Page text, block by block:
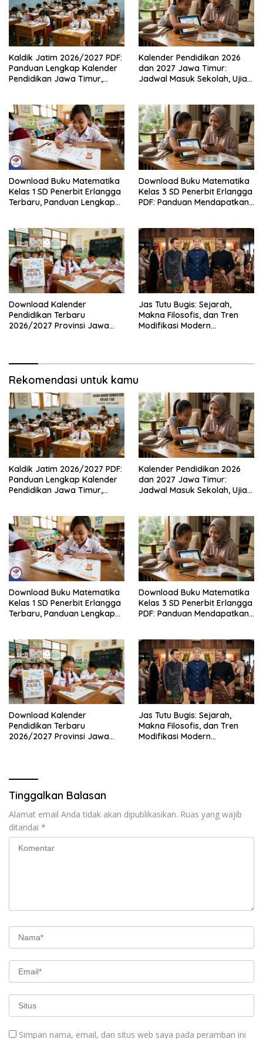
Kaldik Jatim 2026/2027 PDF:
Panduan Lengkap Kalender
Pendidikan Jawa Timur,
Kalender Pendidikan 2026
dan 2027 Jawa Timur:
Jadwal Masuk Sekolah, Ujian,
Download Buku Matematika
Kelas 1 SD Penerbit Erlangga
Terbaru, Panduan Lengkap
Legal
Download Buku Matematika
Kelas 3 SD Penerbit Erlangga
PDF: Panduan Mendapatkan
Download Kalender
Pendidikan Terbaru
2026/2027 Provinsi Jawa
Jas Tutu Bugis: Sejarah,
Makna Filosofis, dan Tren
Modifikasi Modern
Rekomendasi untuk kamu
Kaldik Jatim 2026/2027 PDF:
Panduan Lengkap Kalender
Pendidikan Jawa Timur,
Kalender Pendidikan 2026
dan 2027 Jawa Timur:
Jadwal Masuk Sekolah, Ujian,
Download Buku Matematika
Kelas 1 SD Penerbit Erlangga
Terbaru, Panduan Lengkap
Legal
Download Buku Matematika
Kelas 3 SD Penerbit Erlangga
PDF: Panduan Mendapatkan
Download Kalender
Pendidikan Terbaru
2026/2027 Provinsi Jawa
Jas Tutu Bugis: Sejarah,
Makna Filosofis, dan Tren
Modifikasi Modern
Tinggalkan Balasan
Alamat email Anda tidak akan dipublikasikan. Ruas yang wajib
ditandai *
Simpan nama, email, dan situs web saya pada peramban ini